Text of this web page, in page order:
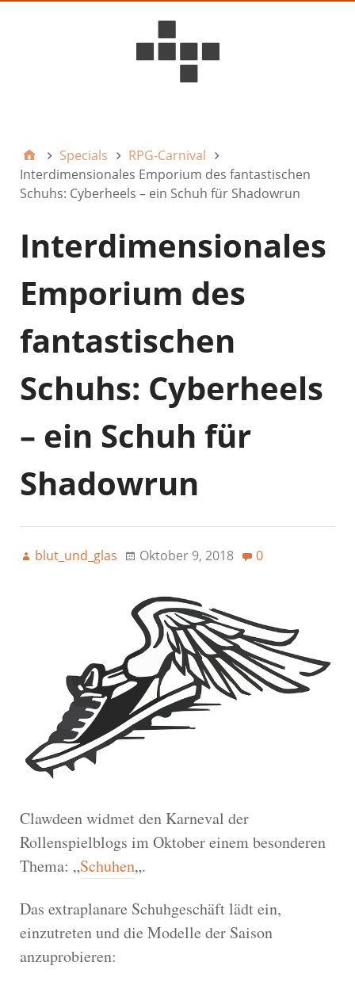
Specials
RPG-Carnival
Interdimensionales Emporium des fantastischen
Schuhs: Cyberheels – ein Schuh für Shadowrun
Interdimensionales
Emporium des
fantastischen
Schuhs: Cyberheels
– ein Schuh für
Shadowrun
blut_und_glas Oktober 9, 2018 0
Clawdeen widmet den Karneval der
Rollenspielblogs im Oktober einem besonderen
Thema: „Schuhen„.
Das extraplanare Schuhgeschäft lädt ein,
einzutreten und die Modelle der Saison
anzuprobieren: